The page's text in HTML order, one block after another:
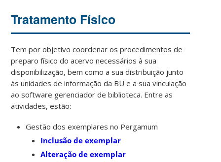
Tratamento Físico
Tem por objetivo coordenar os procedimentos de
preparo físico do acervo necessários à sua
disponibilização, bem como a sua distribuição junto
às unidades de informação da BU e a sua vinculação
ao software gerenciador de biblioteca. Entre as
atividades, estão:
Gestão dos exemplares no Pergamum
Inclusão de exemplar
Alteração de exemplar